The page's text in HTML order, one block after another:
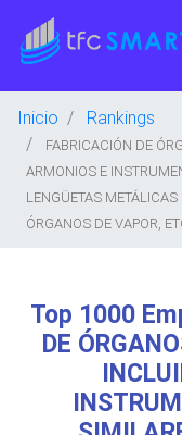
Inicio Rankings
FABRICACIÓN DE
ARMONIOS E
LENGÜETAS
ÓRGANOS DE VAPOR,
Top 1000
DE